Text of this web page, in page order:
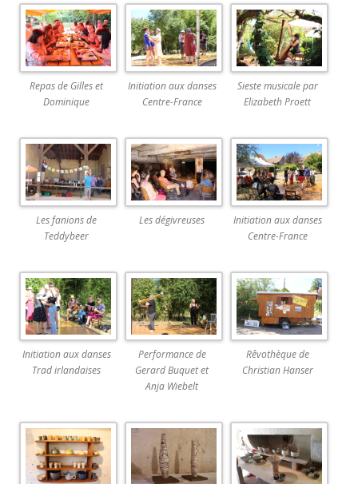
Repas de Gilles et
Dominique
Initiation aux danses
Centre-France
Sieste musicale par
Elizabeth Proett
Les fanions de
Teddybeer
Les dégivreuses
Initiation aux danses
Centre-France
Initiation aux danses
Trad irlandaises
Performance de
Gerard Buquet et
Anja Wiebelt
Rêvothèque de
Christian Hanser